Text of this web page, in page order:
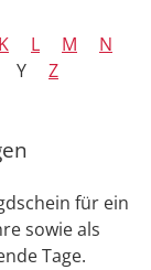
K L M
N
Y Z
für ein
sowie als
Tage.